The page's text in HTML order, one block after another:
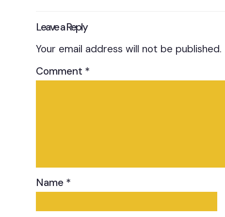
Leave a Reply
Your email address will not be published.
Comment *
Name *